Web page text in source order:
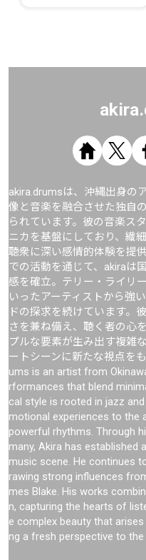
akira.drumsは、沖縄出身の
像と音楽を融合させた独自
られています。彼の音楽ス
ニカを基盤にしており、繊
聴衆に深い感情的体験を提
での活動を通じて、akiraは
感を確立。テリー・ライリ
いったアーティストから強
ドの探求を続けています。
さを兼ね備え、聴く者の心
プルな要素が生み出す複雑
ートシーンに新たな視点を
ums is an artist from
rformances that blend
cal style is rooted in jazz
motional experiences to the
powerful rhythms. Through
many, Akira has established
music scene. He continues
rawing strong influences
mes Blake. His works
n, capturing the hearts of
e complex beauty that
ng a fresh perspective to